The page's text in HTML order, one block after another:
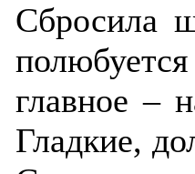
Сбросила
главное –
Гладкие,